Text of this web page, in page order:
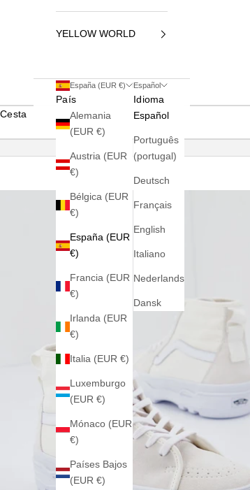
YELLOW WORLD
España (EUR €)
País
Alemania
(EUR €)
Austria (EUR
€)
Bélgica (EUR
€)
España (EUR
€)
Francia (EUR
€)
Irlanda (EUR
€)
Italia (EUR €)
Luxemburgo
(EUR €)
Mónaco (EUR
€)
Países Bajos
(EUR €)
Español
Idioma
Español
Português
(portugal)
Deutsch
Français
English
Italiano
Nederlands
Dansk
Cesta